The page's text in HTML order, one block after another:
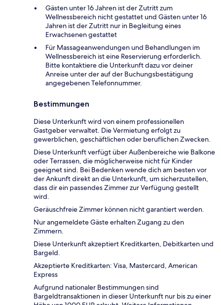
Gästen unter 16 Jahren ist der Zutritt zum
Wellnessbereich nicht gestattet und Gästen unter 16
Jahren ist der Zutritt nur in Begleitung eines
Erwachsenen gestattet
Für Massageanwendungen und Behandlungen im
Wellnessbereich ist eine Reservierung erforderlich.
Bitte kontaktiere die Unterkunft dazu vor deiner
Anreise unter der auf der Buchungsbestätigung
angegebenen Telefonnummer.
Bestimmungen
Diese Unterkunft wird von einem professionellen
Gastgeber verwaltet. Die Vermietung erfolgt zu
gewerblichen, geschäftlichen oder beruflichen Zwecken.
Diese Unterkunft verfügt über Außenbereiche wie Balkone
oder Terrassen, die möglicherweise nicht für Kinder
geeignet sind. Bei Bedenken wende dich am besten vor
der Ankunft direkt an die Unterkunft, um sicherzustellen,
dass dir ein passendes Zimmer zur Verfügung gestellt
wird.
Geräuschfreie Zimmer können nicht garantiert werden.
Nur angemeldete Gäste erhalten Zugang zu den
Zimmern.
Diese Unterkunft akzeptiert Kreditkarten, Debitkarten und
Bargeld.
Akzeptierte Kreditkarten: Visa, Mastercard, American
Express
Aufgrund nationaler Bestimmungen sind
Bargeldtransaktionen in dieser Unterkunft nur bis zu einer